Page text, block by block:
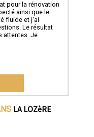
pour la rénovation
ainsi que le
fluide et j'ai
Le résultat
attentes. Je
LA LOZèRE